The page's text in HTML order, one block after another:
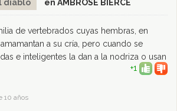
diablo en AMBROSE BIERCE
de vertebrados cuyas hembras, en
a su cría, pero cuando se
e inteligentes la dan a la nodriza o usan
+1
10 años